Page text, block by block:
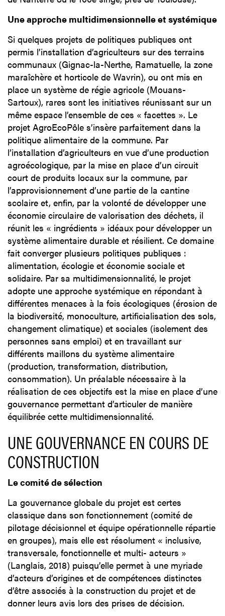
Une approche multidimensionnelle et systémique
Si quelques projets de politiques publiques ont
permis l’installation d’agriculteurs sur des terrains
communaux (Gignac-la-Nerthe, Ramatuelle, la zone
maraîchère et horticole de Wavrin), ou ont mis en
place un système de régie agricole (Mouans-
Sartoux), rares sont les initiatives réunissant sur un
même espace l’ensemble de ces « facettes ». Le
projet AgroEcoPôle s’insère parfaitement dans la
politique alimentaire de la commune. Par
l’installation d’agriculteurs en vue d’une production
agroécologique, par la mise en place d’un circuit
court de produits locaux sur la commune, par
l’approvisionnement d’une partie de la cantine
scolaire et, enfin, par la volonté de développer une
économie circulaire de valorisation des déchets, il
réunit les « ingrédients » idéaux pour développer un
système alimentaire durable et résilient. Ce domaine
fait converger plusieurs politiques publiques :
alimentation, écologie et économie sociale et
solidaire. Par sa multidimensionnalité, le projet
adopte une approche systémique en répondant à
différentes menaces à la fois écologiques (érosion de
la biodiversité, monoculture, artificialisation des sols,
changement climatique) et sociales (isolement des
personnes sans emploi) et en travaillant sur
différents maillons du système alimentaire
(production, transformation, distribution,
consommation). Un préalable nécessaire à la
réalisation de ces objectifs est la mise en place d’une
gouvernance permettant d’articuler de manière
équilibrée cette multidimensionnalité.
UNE GOUVERNANCE EN COURS DE
CONSTRUCTION
Le comité de sélection
La gouvernance globale du projet est certes
classique dans son fonctionnement (comité de
pilotage décisionnel et équipe opérationnelle répartie
en groupes), mais elle est résolument « inclusive,
transversale, fonctionnelle et multi- acteurs »
(Langlais, 2018) puisqu’elle permet à une myriade
d’acteurs d’origines et de compétences distinctes
d’être associés à la construction du projet et de
donner leurs avis lors des prises de décision.